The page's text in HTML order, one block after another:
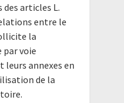
articles L.
entre le
la
voie
leurs annexes en
de la